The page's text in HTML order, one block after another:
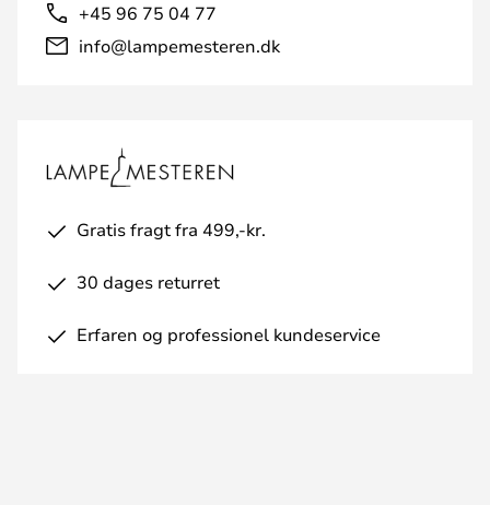
+45 96 75 04 77
info@lampemesteren.dk
Gratis fragt fra 499,-kr.
30 dages returret
Erfaren og professionel kundeservice